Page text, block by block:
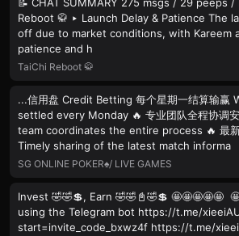
Reboot 🥋 ▸ Launch Delay & Patience The
off due to market conditions, with Kareem
patience and h
TaiChi Reboot 🥋
...信用盘 Credit Betting 每个星期一结算输赢
settled every Monday 🔥 专业团队全程协调
team coordinates the entire process 🔥 最新
Timely sharing of the latest match informa
SG ONLINE POKER♠️/ LIVE GAMES
Invest 🤣🤣💲, Earn 🤣🤣📓🤣💲 🤩🤩🤩🤩🤩
using the Telegram bot https://t.me/
start=invite_code_bxwz4f https://t.me/